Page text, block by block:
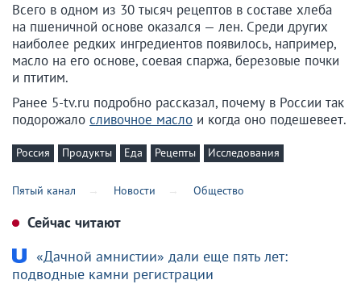
Всего в одном из 30 тысяч рецептов в составе хлеба
на пшеничной основе оказался — лен. Среди других
наиболее редких ингредиентов появилось, например,
масло на его основе, соевая спаржа, березовые почки
и птитим.
Ранее 5-tv.ru подробно рассказал, почему в России так
подорожало сливочное масло и когда оно подешевеет.
Россия Продукты Еда Рецепты Исследования
Пятый канал Новости Общество
Сейчас читают
«Дачной амнистии» дали еще пять лет:
подводные камни регистрации